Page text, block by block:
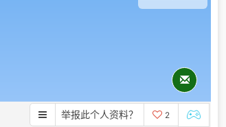
举报此个人资料？ 2